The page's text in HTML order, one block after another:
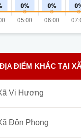
ĐIỂM KHÁC TẠI
Vi Hương
Đôn Phong